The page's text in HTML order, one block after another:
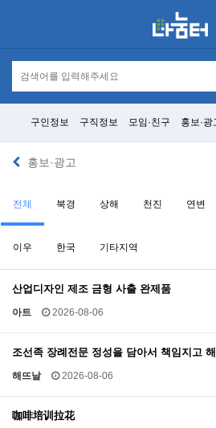
구인정보 구직정보 모임·친구 홍보·광
홍보·광고
전체 북경 상해 천진 연변
이우 한국 기타지역
산업디자인 제조 금형 사출 완제품
아트 2026-08-06
조선족 장례전문 정성을 담아서 책임지고
해뜨날 2026-08-06
咖啡培训拉花